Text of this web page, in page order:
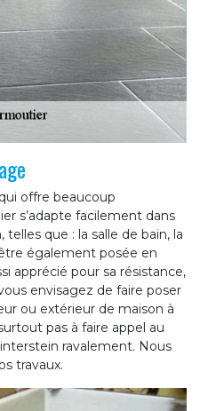
offre beaucoup
s’adapte facilement dans
que : la salle de bain, la
également posée en
apprécié pour sa résistance,
envisagez de faire poser
ou extérieur de maison à
pas à faire appel au
ravalement. Nous
travaux.